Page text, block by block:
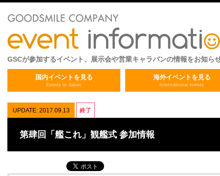
GSCが参加するイベント、展示会や営業キャラバンの情報をお知ら
国内イベントを見る
Events in Japan
海外イベントを見る
International events
UPDATE: 2017.09.13 終了
第肆回「艦これ」観艦式 参加情報